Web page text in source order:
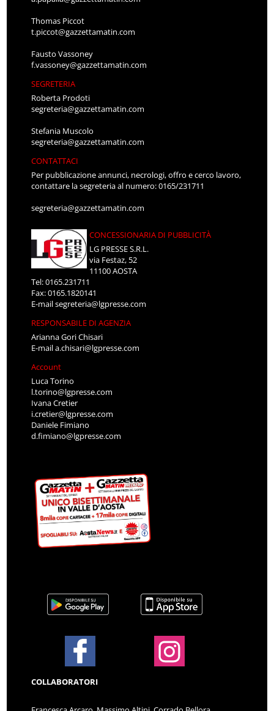
Thomas Piccot
t.piccot@gazzettamatin.com
Fausto Vassoney
f.vassoney@gazzettamatin.com
SEGRETERIA
Roberta Prodoti
segreteria@gazzettamatin.com
Stefania Muscolo
segreteria@gazzettamatin.com
CONTATTACI
Per pubblicazione annunci, necrologi, offro e cerco lavoro,
contattare la segreteria al numero: 0165/231711
segreteria@gazzettamatin.com
CONCESSIONARIA DI PUBBLICITÀ
LG PRESSE S.R.L.
via Festaz, 52
11100 AOSTA
Tel: 0165.231711
Fax: 0165.1820141
E-mailsegreteria@lgpresse.com
RESPONSABILE DI AGENZIA
Arianna Gori Chisari
E-maila.chisari@lgpresse.com
Account
Luca Torino
l.torino@lgpresse.com
Ivana Cretier
i.cretier@lgpresse.com
Daniele Fimiano
d.fimiano@lgpresse.com
COLLABORATORI